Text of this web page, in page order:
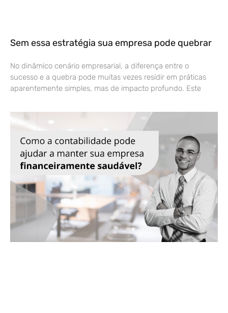
Sem essa estratégia sua empresa pode quebrar
No dinâmico cenário empresarial, a diferença entre o
sucesso e a quebra pode muitas vezes residir em práticas
aparentemente simples, mas de impacto profundo. Este